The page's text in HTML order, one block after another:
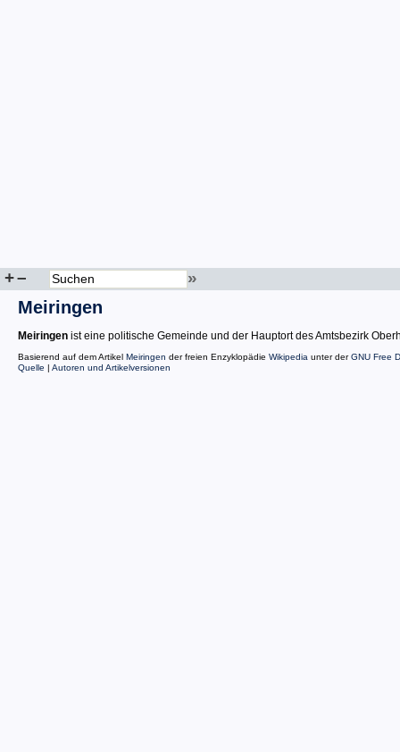
+– »
Meiringen
Meiringen ist eine politische Gemeinde und der Hauptort des Amtsbezirk
Basierend auf dem Artikel Meiringen der freien Enzyklopädie Wikipedia unter derGNU Free
Quelle | Autoren und Artikelversionen